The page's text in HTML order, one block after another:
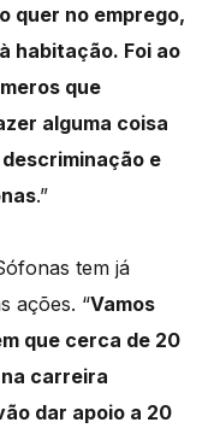
quer no emprego,
habitação. Foi ao
que
alguma coisa
e
.”
tem já
ações. “Vamos
que cerca de 20
carreira
dar apoio a 20